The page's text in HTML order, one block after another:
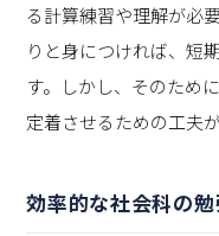
る計算練習や理解が必
りと身につければ、短
す。しかし、そのため
定着させるための工夫
効率的な社会科の